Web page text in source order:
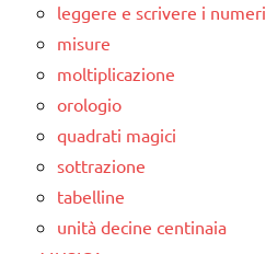
leggere e scrivere i numeri
misure
moltiplicazione
orologio
quadrati magici
sottrazione
tabelline
unità decine centinaia